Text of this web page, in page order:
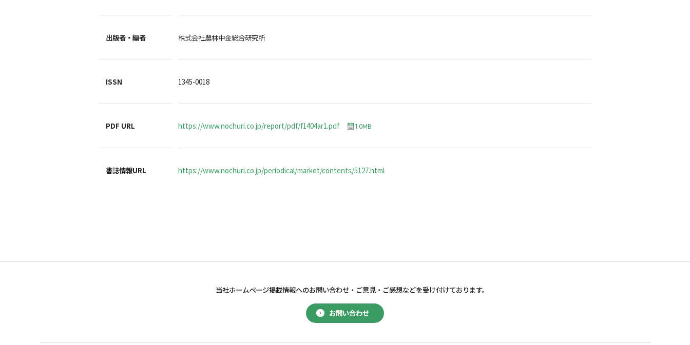
出版者・編者 株式会社農林中金総合研究所
ISSN 1345-0018
PDF URL https://www.nochuri.co.jp/report/pdf/f1404ar1.pdf 1.0MB
書誌情報URL https://www.nochuri.co.jp/periodical/market/contents/5127.html
お問い合わせ
当社ホームページ掲載情報へのお問い合わせ・ ご意見・ご感想などを受け付けております。